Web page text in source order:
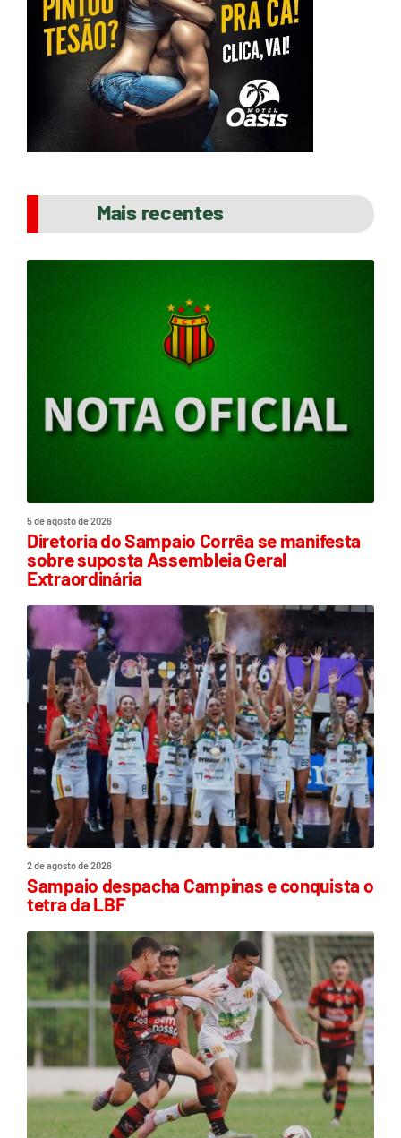
Mais recentes
5 de agosto de 2026
Diretoria do Sampaio Corrêa se manifesta
sobre suposta Assembleia Geral
Extraordinária
2 de agosto de 2026
Sampaio despacha Campinas e conquista o
tetra da LBF